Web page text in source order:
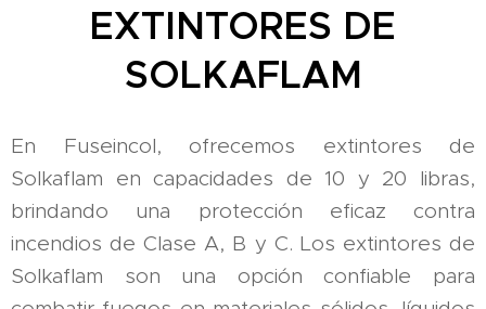
EXTINTORES DE
SOLKAFLAM
En Fuseincol, ofrecemos extintores de
Solkaflam en capacidades de 10 y 20 libras,
brindando una protección eficaz contra
incendios de Clase A, B y C. Los extintores de
Solkaflam son una opción confiable para